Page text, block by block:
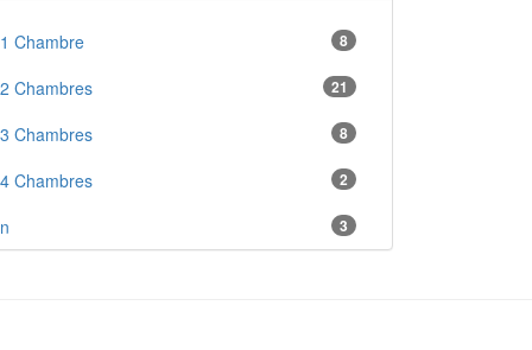
Chambre 8
Chambres 21
Chambres 8
Chambres 2
3